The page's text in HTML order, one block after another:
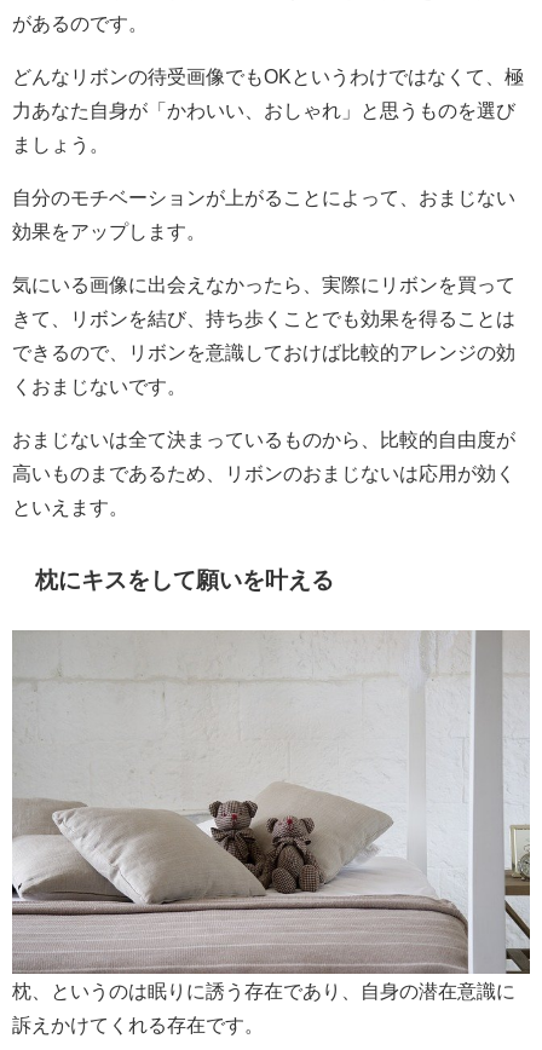
があるのです。
どんなリボンの待受画像でもOKというわけではなくて、極
力あなた自身が「かわいい、おしゃれ」と思うものを選び
ましょう。
自分のモチベーションが上がることによって、おまじない
効果をアップします。
気にいる画像に出会えなかったら、実際にリボンを買って
きて、リボンを結び、持ち歩くことでも効果を得ることは
できるので、リボンを意識しておけば比較的アレンジの効
くおまじないです。
おまじないは全て決まっているものから、比較的自由度が
高いものまであるため、リボンのおまじないは応用が効く
といえます。
枕にキスをして願いを叶える
枕、というのは眠りに誘う存在であり、自身の潜在意識に
訴えかけてくれる存在です。